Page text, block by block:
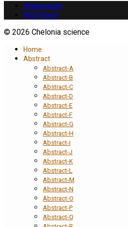
Impressum
RSS Feed
© 2026 Chelonia science
Home
Abstract
Abstract-A
Abstract-B
Abstract-C
Abstract-D
Abstract-E
Abstract-F
Abstract-G
Abstract-H
Abstract-I
Abstract-J
Abstract-K
Abstract-L
Abstract-M
Abstract-N
Abstract-O
Abstract-P
Abstract-Q